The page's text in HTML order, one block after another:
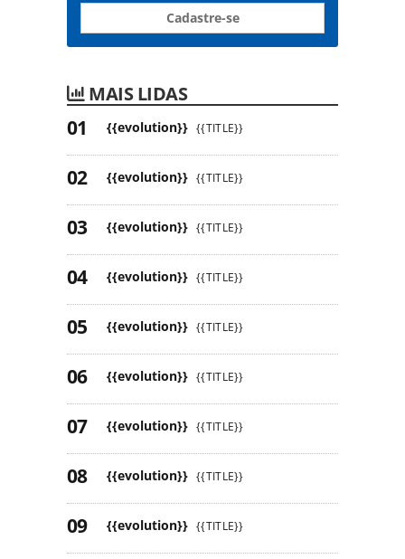
Cadastre-se
MAIS LIDAS
{{evolution}} {{TITLE}}
{{evolution}} {{TITLE}}
{{evolution}} {{TITLE}}
{{evolution}} {{TITLE}}
{{evolution}} {{TITLE}}
{{evolution}} {{TITLE}}
{{evolution}} {{TITLE}}
{{evolution}} {{TITLE}}
{{evolution}} {{TITLE}}